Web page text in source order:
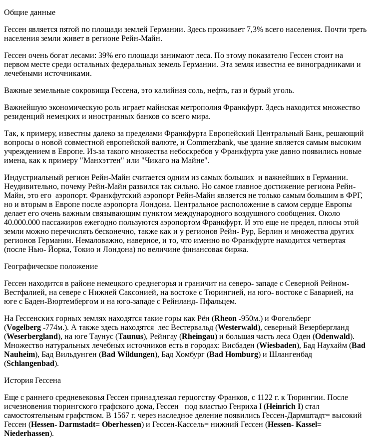
Общие данные
Гессен является пятой по площади землей Германии. Здесь проживает 7,3% всего населения. Почти треть
населения земли живет в регионе Рейн-Майн.
Гессен очень богат лесами: 39% его площади занимают леса. По этому показателю Гессен стоит на
первом месте среди остальных федеральных земель Германии. Эта земля известна ее виноградниками и
лечебными источниками.
Важные земельные сокровища Гессена, это калийная соль, нефть, газ и бурый уголь.
Важнейшую экономическую роль играет майнская метрополия Франкфурт. Здесь находится множество
резиденций немецких и иностранных банков со всего мира.
Так, к примеру, известны далеко за пределами Франкфурта Европейский Центральный Банк, решающий
вопросы о новой совместной европейской валюте, и Commerzbank, чье здание является самым высоким
учреждением в Европе. Из-за такого множества небоскребов у Франкфурта уже давно появились новые
имена, как к примеру "Манхэттен" или "Чикаго на Майне".
Индустриальный регион Рейн-Майн считается одним из самых больших и важнейших в Германии.
Неудивительно, почему Рейн-Майн развился так сильно. Но самое главное достижение региона Рейн-
Майн, это его аэропорт. Франкфутский аэропорт Рейн-Майн является не только самым большим в ФРГ,
но и вторым в Европе после аэропорта Лондона. Центральное расположение в самом сердце Европы
делает его очень важным связывающим пунктом международного воздушного сообщения. Около
40.000.000 пассажиров ежегодно пользуются аэропортом Франкфурт. И это еще не предел, плюсы этой
земли можно перечислять бесконечно, также как и у регионов Рейн- Рур, Берлин и множества других
регионов Германии. Немаловажно, наверное, и то, что именно во Франкфурте находится четвертая
(после Нью- Йорка, Токио и Лондона) по величине финансовая биржа.
Географическое положение
Гессен находится в районе немецкого среднегорья и граничит на северо- западе с Северной Рейном-
Вестфалией, на севере с Нижней Саксонией, на востоке с Тюрингией, на юго- востоке с Баварией, на
юге с Баден-Вюртембергом и на юго-западе с Рейнланд- Пфальцем.
На Гессенских горных землях находятся такие горы как Рён (Rheon -950м.) и Фогельберг
(Vogelberg -774м.). А также здесь находятся лес Вестервальд (Westerwald), северный Везербергланд
(Weserbergland), на юге Таунус (Taunus), Рейнгау (Rheingau) и большая часть леса Оден (Odenwald).
Множество натуральных лечебных источников есть в городах: Висбаден (Wiesbaden), Бад Наухайм (Bad
Nauheim), Бад Вильдунген (Bad Wildungen), Бад Хомбург (Bad Homburg) и Шлангенбад
(Schlangenbad).
История Гессена
Еще с раннего средневековья Гессен принадлежал герцогству Франков, с 1122 г. к Тюрингии. После
исчезновения тюрингского графского дома, Гессен под властью Генриха I (Heinrich I) стал
самостоятельным графством. В 1567 г. через наследное деление появились Гессен-Дармштадт= высокий
Гессен (Hessen- Darmstadt= Oberhessen) и Гессен-Кассель= нижний Гессен (Hessen- Kassel=
Niederhassen).